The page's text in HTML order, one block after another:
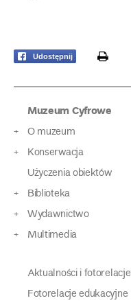
Udostępnij print
Muzeum Cyfrowe
O muzeum
Konserwacja
Użyczenia obiektów
Biblioteka
Wydawnictwo
Multimedia
Aktualności i fotorelacje
Fotorelacje edukacyjne